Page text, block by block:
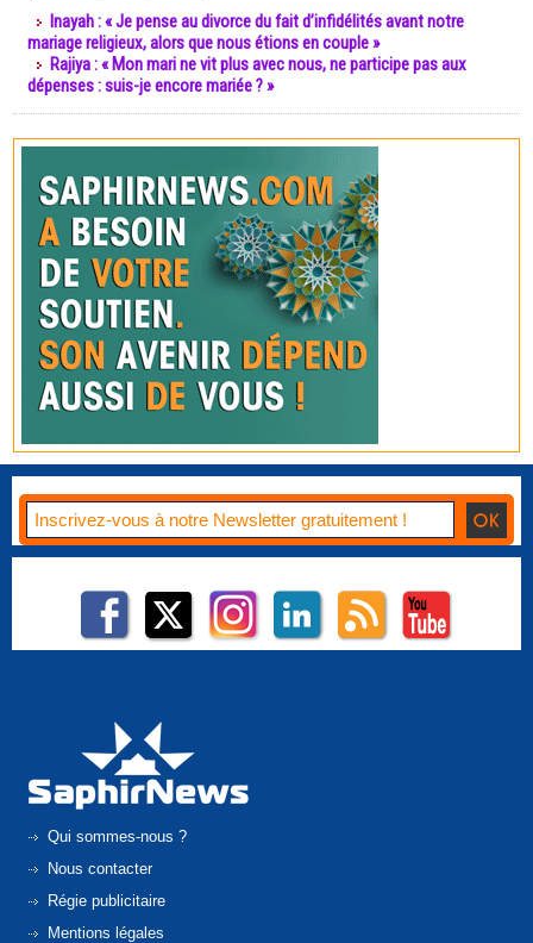
Inayah : « Je pense au divorce du fait d’infidélités avant notre
mariage religieux, alors que nous étions en couple »
Rajiya : « Mon mari ne vit plus avec nous, ne participe pas aux
dépenses : suis-je encore mariée ? »
Qui sommes-nous ?
Nous contacter
Régie publicitaire
Mentions légales